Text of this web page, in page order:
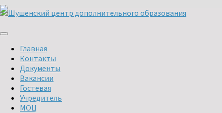
Перейти
содержимому
Главная
Контакты
Документы
Вакансии
Гостевая
Учредитель
МОЦ